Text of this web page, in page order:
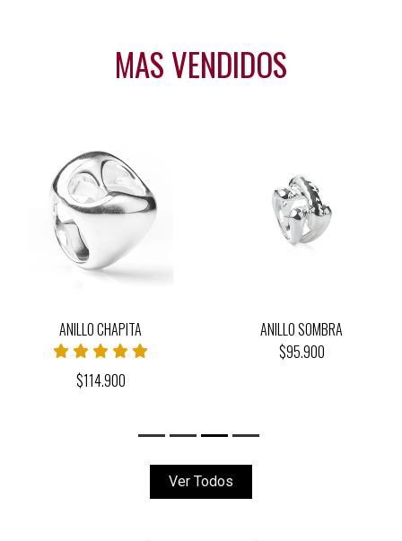
MAS VENDIDOS
ANILLO CHAPITA
$114.900
ANILLO SOMBRA
$95.900
Ver Todos